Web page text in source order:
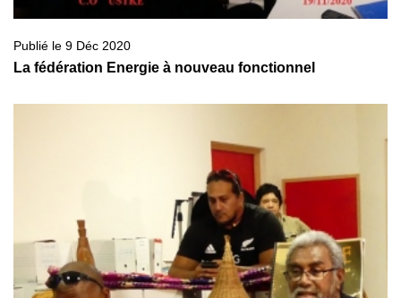
Publié le 9 Déc 2020
La fédération Energie à nouveau fonctionnel